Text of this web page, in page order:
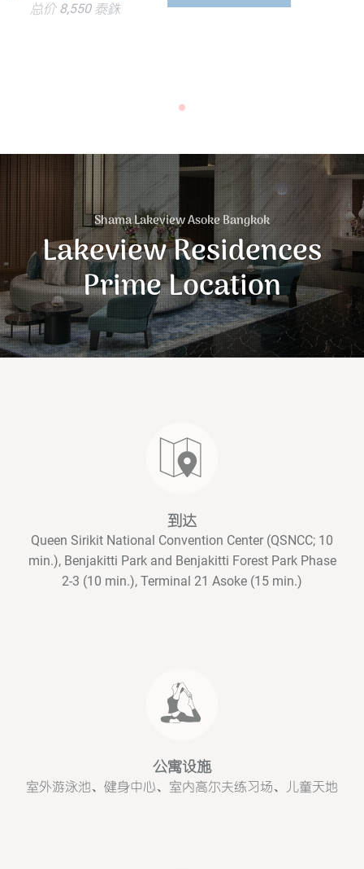
总价 8,550 泰銖
Shama Lakeview Asoke Bangkok
Lakeview Residences
Prime Location
到达
Queen Sirikit National Convention Center (QSNCC; 10
min.), Benjakitti Park and Benjakitti Forest Park Phase
2-3 (10 min.), Terminal 21 Asoke (15 min.)
公寓设施
室外游泳池、健身中心、室内高尔夫练习场、儿童天地